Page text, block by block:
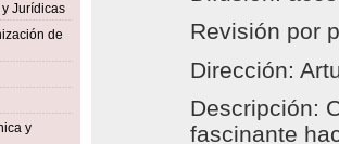
Jurídicas
de
y
Revisión por
Dirección:
Descripción:
fascinante